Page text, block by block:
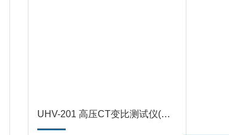
UHV-201 高压CT变比测试仪(在线)